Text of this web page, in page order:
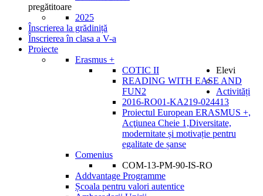
pregătitoare
2025
Înscrierea la grădiniță
Înscrierea în clasa a V-a
Proiecte
Erasmus +
COTIC II
READING WITH EASE AND
FUN2
2016-RO01-KA219-024413
Proiectul European ERASMUS +,
Acţiunea Cheie 1,Diversitate,
modernitate și motivație pentru
egalitate de șanse
Comenius
COM-13-PM-90-IS-RO
Addvantage Programme
Școala pentru valori autentice
Elevi
Activități